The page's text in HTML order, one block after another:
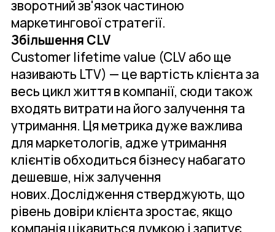
зворотний зв'язок частиною
маркетингової стратегії.
Збільшення CLV
Customer lifetime value (CLV або ще
називають LTV) — це вартість клієнта за
весь цикл життя в компанії, сюди також
входять витрати на його залучення та
утримання. Ця метрика дуже важлива
для маркетологів, адже утримання
клієнтів обходиться бізнесу набагато
дешевше, ніж залучення
нових.Дослідження стверджують, що
рівень довіри клієнта зростає, якщо
компанія цікавиться думкою і запитує